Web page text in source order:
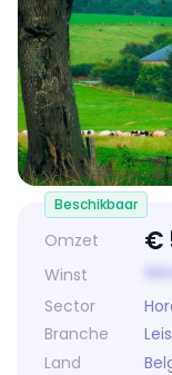
Omzet €
Winst
Sector
Branche
Land
Beschikbaar